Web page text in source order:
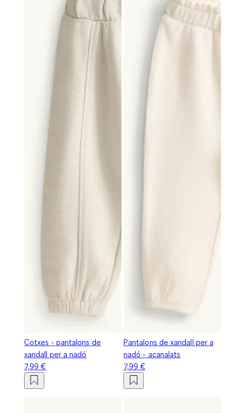
Cotxes - pantalons de
xandall per a nadó
7,99 €
Pantalons de xandall per a
nadó - acanalats
7,99 €